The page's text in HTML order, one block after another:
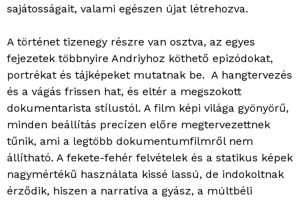
sajátosságait, valami egészen újat létrehozva.
A történet tizenegy részre van osztva, az egyes
fejezetek többnyire Andriyhoz köthető epizódokat,
portrékat és tájképeket mutatnak be. A hangtervezés
és a vágás frissen hat, és eltér a megszokott
dokumentarista stílustól. A film képi világa gyönyörű,
minden beállítás precízen előre megtervezettnek
tűnik, ami a legtöbb dokumentumfilmről nem
állítható. A fekete-fehér felvételek és a statikus képek
nagymértékű használata kissé lassú, de indokoltnak
érződik, hiszen a narratíva a gyász, a múltbéli